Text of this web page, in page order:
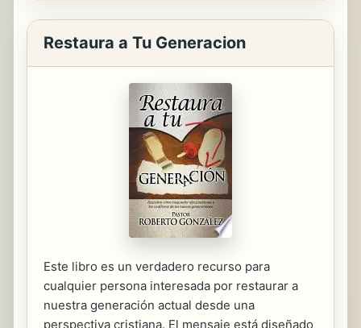
Restaura a Tu Generacion
Este libro es un verdadero recurso para
cualquier persona interesada por restaurar a
nuestra generación actual desde una
perspectiva cristiana. El mensaje está diseñado